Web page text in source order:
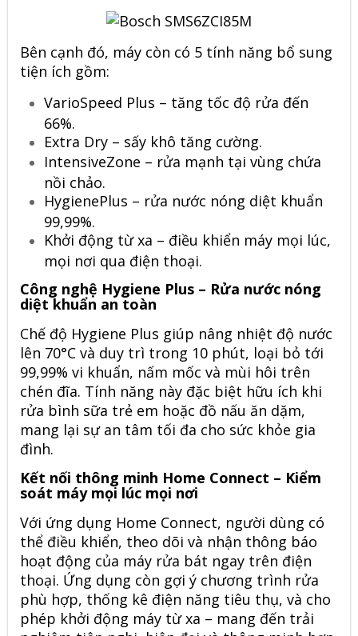
Bên cạnh đó, máy còn có 5 tính năng bổ sung
tiện ích gồm:
VarioSpeed Plus – tăng tốc độ rửa đến
66%.
Extra Dry – sấy khô tăng cường.
IntensiveZone – rửa mạnh tại vùng chứa
nồi chảo.
HygienePlus – rửa nước nóng diệt khuẩn
99,99%.
Khởi động từ xa – điều khiển máy mọi lúc,
mọi nơi qua điện thoại.
Công nghệ Hygiene Plus – Rửa nước nóng
diệt khuẩn an toàn
Chế độ Hygiene Plus giúp nâng nhiệt độ nước
lên 70°C và duy trì trong 10 phút, loại bỏ tới
99,99% vi khuẩn, nấm mốc và mùi hôi trên
chén đĩa. Tính năng này đặc biệt hữu ích khi
rửa bình sữa trẻ em hoặc đồ nấu ăn dặm,
mang lại sự an tâm tối đa cho sức khỏe gia
đình.
Kết nối thông minh Home Connect – Kiểm
soát máy mọi lúc mọi nơi
Với ứng dụng Home Connect, người dùng có
thể điều khiển, theo dõi và nhận thông báo
hoạt động của máy rửa bát ngay trên điện
thoại. Ứng dụng còn gợi ý chương trình rửa
phù hợp, thống kê điện năng tiêu thụ, và cho
phép khởi động máy từ xa – mang đến trải